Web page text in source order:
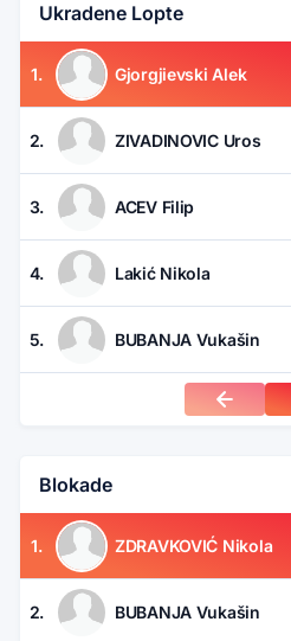
Ukradene Lopte
1. Gjorgjievski Alek
2. ZIVADINOVIC Uros
3. ACEV Filip
4. Lakić Nikola
5. BUBANJA Vukašin
Blokade
1. ZDRAVKOVIĆ Nikola
2. BUBANJA Vukašin